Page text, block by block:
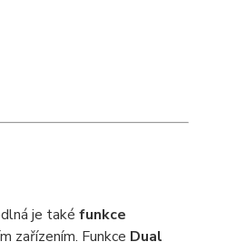
je také funkce
zařízením. Funkce Dual